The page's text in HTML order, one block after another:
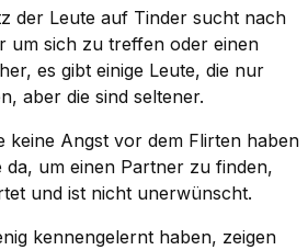
der Leute auf Tinder sucht nach
um sich zu treffen oder einen
es gibt einige Leute, die nur
aber die sind seltener.
keine Angst vor dem Flirten haben
da, um einen Partner zu finden,
und ist nicht unerwünscht.
kennengelernt haben, zeigen